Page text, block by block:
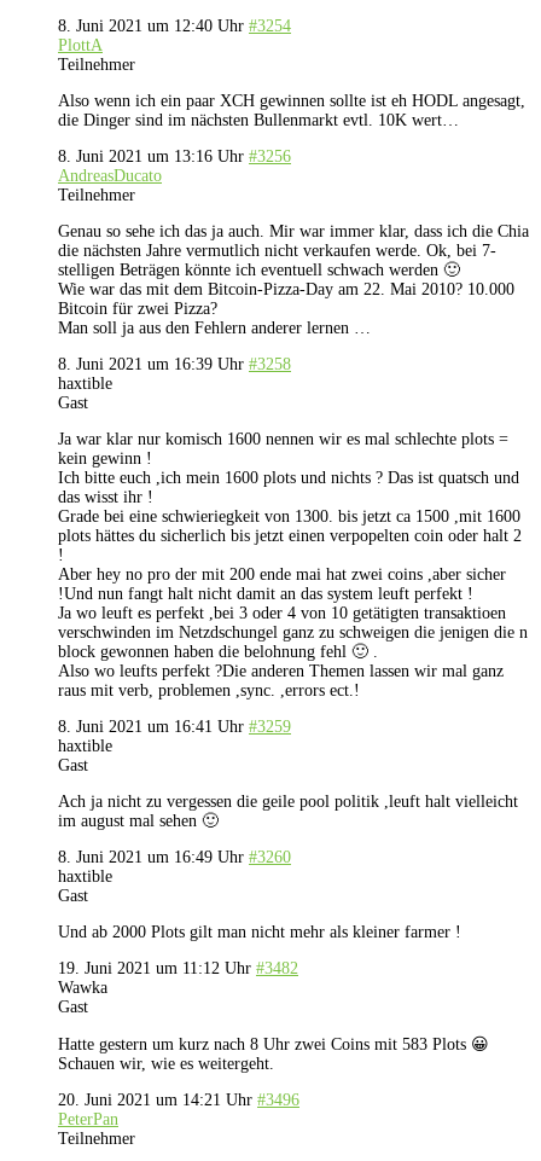
8. Juni 2021 um 12:40 Uhr #3254
PlottA
Teilnehmer
Also wenn ich ein paar XCH gewinnen sollte ist eh HODL angesagt,
die Dinger sind im nächsten Bullenmarkt evtl. 10K wert…
8. Juni 2021 um 13:16 Uhr #3256
AndreasDucato
Teilnehmer
Genau so sehe ich das ja auch. Mir war immer klar, dass ich die Chia
die nächsten Jahre vermutlich nicht verkaufen werde. Ok, bei 7-
stelligen Beträgen könnte ich eventuell schwach werden 🙂
Wie war das mit dem Bitcoin-Pizza-Day am 22. Mai 2010? 10.000
Bitcoin für zwei Pizza?
Man soll ja aus den Fehlern anderer lernen …
8. Juni 2021 um 16:39 Uhr #3258
haxtible
Gast
Ja war klar nur komisch 1600 nennen wir es mal schlechte plots =
kein gewinn !
Ich bitte euch ,ich mein 1600 plots und nichts ? Das ist quatsch und
das wisst ihr !
Grade bei eine schwieriegkeit von 1300. bis jetzt ca 1500 ,mit 1600
plots hättes du sicherlich bis jetzt einen verpopelten coin oder halt 2
!
Aber hey no pro der mit 200 ende mai hat zwei coins ,aber sicher
!Und nun fangt halt nicht damit an das system leuft perfekt !
Ja wo leuft es perfekt ,bei 3 oder 4 von 10 getätigten transaktioen
verschwinden im Netzdschungel ganz zu schweigen die jenigen die n
block gewonnen haben die belohnung fehl 🙂 .
Also wo leufts perfekt ?Die anderen Themen lassen wir mal ganz
raus mit verb, problemen ,sync. ,errors ect.!
8. Juni 2021 um 16:41 Uhr #3259
haxtible
Gast
Ach ja nicht zu vergessen die geile pool politik ,leuft halt vielleicht
im august mal sehen 🙂
8. Juni 2021 um 16:49 Uhr #3260
haxtible
Gast
Und ab 2000 Plots gilt man nicht mehr als kleiner farmer !
19. Juni 2021 um 11:12 Uhr #3482
Wawka
Gast
Hatte gestern um kurz nach 8 Uhr zwei Coins mit 583 Plots 😀
Schauen wir, wie es weitergeht.
20. Juni 2021 um 14:21 Uhr #3496
PeterPan
Teilnehmer